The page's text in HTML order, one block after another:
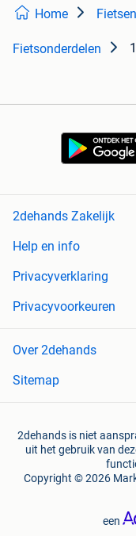
Home
Fietsonderdelen
2dehands Zakelijk
Help en info
Privacyverklaring
Privacyvoorkeuren
Over 2dehands
Sitemap
2dehands is niet
uit het gebruik van
Copyright © 2026
een